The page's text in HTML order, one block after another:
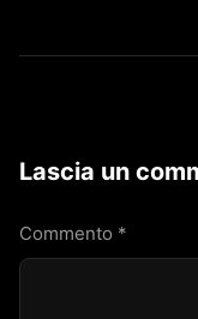
Lascia un
Commento *